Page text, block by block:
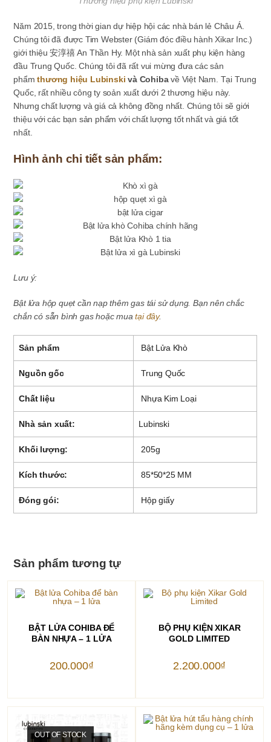
Năm 2015, trong thời gian dự hiệp hội các nhà bán lẻ Châu Á.
Chúng tôi đã được Tim Webster (Giám đóc điều hành Xikar Inc.)
giới thiệu 安淳禧 An Thần Hy. Một nhà sản xuất phụ kiện hàng
đầu Trung Quốc. Chúng tôi đã rất vui mừng đưa các sản
phẩmthương hiệu Lubinski và Cohibavề Việt Nam. Tại Trung
Quốc, rất nhiều công ty soản xuất dưới 2 thương hiệu này.
Nhưng chất lượng và giá cả không đồng nhất. Chúng tôi sẽ giới
thiệu với các bạn sản phẩm với chất lượng tốt nhất và giá tốt
nhất.
Hình ảnh chi tiết sản phẩm:
Lưu ý:
Bật lửa hộp quẹt cần nạp thêm gas tái sử dụng. Bạn nên chắc
chắn có sẵn bình gas hoặc muatại đây.
Sản phẩm Bật Lửa Khò
Nguồn gốc Trung Quốc
Chất liệu Nhựa Kim Loại
Nhà sản xuất: Lubinski
Khối lượng: 205g
Kích thước: 85*50*25 MM
Đóng gói: Hộp giấy
Sản phẩm tương tự
THÊM VÀO GIỎ HÀNG
BẬT LỬA COHIBA ĐỂ
BÀN NHỰA – 1 LỬA
200.000₫
THÊM VÀO GIỎ HÀNG
BỘ PHỤ KIỆN XIKAR
GOLD LIMITED
2.200.000₫
OUT OF STOCK